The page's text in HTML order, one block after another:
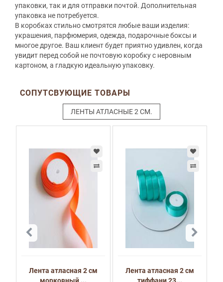
упаковки, так и для отправки почтой. Дополнительная
упаковка не потребуется.
В коробках стильно смотрятся любые ваши изделия:
украшения, парфюмерия, одежда, подарочные боксы и
многое другое. Ваш клиент будет приятно удивлен, когда
увидит перед собой не почтовую коробку с неровным
картоном, а гладкую идеальную упаковку.
СОПУТСВУЮЩИЕ ТОВАРЫ
ЛЕНТЫ АТЛАСНЫЕ 2 СМ.
Лента атласная 2 см
Лента атласная 2 см